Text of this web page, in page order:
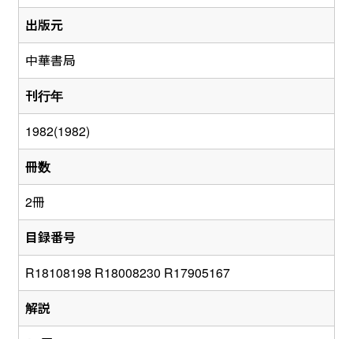
出版元
中華書局
刊行年
1982(1982)
冊数
2冊
目録番号
R18108198 R18008230 R17905167
解説